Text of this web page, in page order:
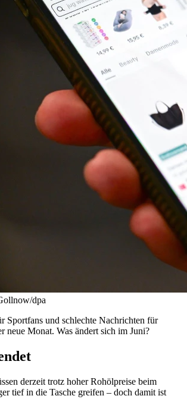
dpa
Sportfans und schlechte Nachrichten für
neue Monat. Was ändert sich im Juni?
derzeit trotz hoher Rohölpreise beim
tief in die Tasche greifen – doch damit ist